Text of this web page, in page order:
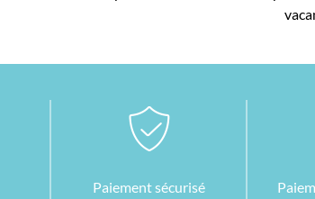
Paiement sécurisé